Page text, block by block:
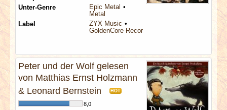
Unter-Genre
Epic Metal
Metal
Label
ZYX Music
GoldenCore Records
Peter und der Wolf gelesen
von Matthias Ernst Holzmann
& Leonard Bernstein
HOT
8,0